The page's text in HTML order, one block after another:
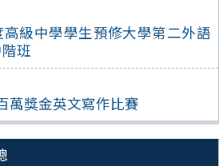
級中學學生預修大學第二外語
班
萬獎金英文寫作比賽